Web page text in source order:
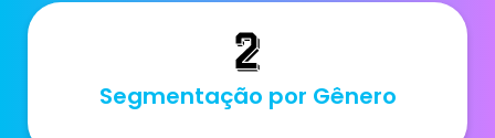
Segmentação por Gênero